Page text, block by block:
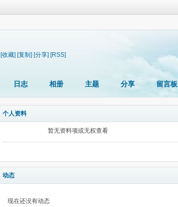
[收藏] [复制] [分享] [RSS]
日志 相册 主题 分享 留言板
个人资料
暂无资料项或无权查看
动态
现在还没有动态